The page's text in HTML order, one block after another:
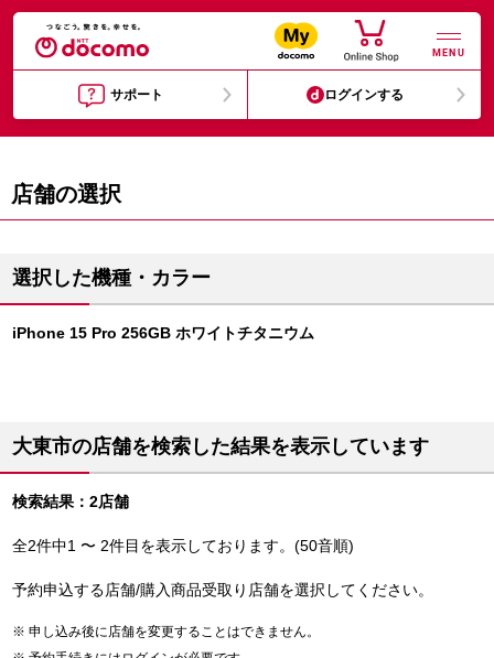
MENU
サポート ログインする
店舗の選択
選択した機種・カラー
iPhone 15 Pro 256GB ホワイトチタニウム
大東市の店舗を検索した結果を表示しています
検索結果：2店舗
全2件中1 〜 2件目を表示しております。(50音順)
予約申込する店舗/購入商品受取り店舗を選択してください。
申し込み後に店舗を変更することはできません。